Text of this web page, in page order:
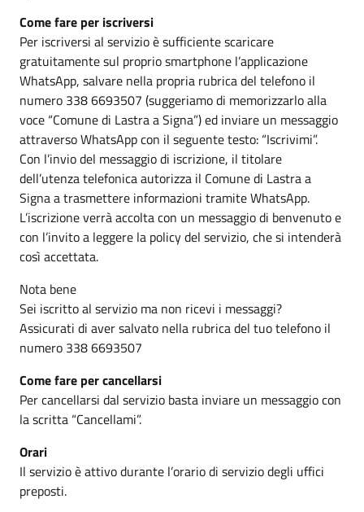
Come fare per iscriversi
Per iscriversi al servizio è sufficiente scaricare
gratuitamente sul proprio smartphone l’applicazione
WhatsApp, salvare nella propria rubrica del telefono il
numero 338 6693507 (suggeriamo di memorizzarlo alla
voce “Comune di Lastra a Signa”) ed inviare un messaggio
attraverso WhatsApp con il seguente testo: “Iscrivimi”.
Con l’invio del messaggio di iscrizione, il titolare
dell’utenza telefonica autorizza il Comune di Lastra a
Signa a trasmettere informazioni tramite WhatsApp.
L’iscrizione verrà accolta con un messaggio di benvenuto e
con l’invito a leggere la policy del servizio, che si intenderà
così accettata.
Nota bene
Sei iscritto al servizio ma non ricevi i messaggi?
Assicurati di aver salvato nella rubrica del tuo telefono il
numero 338 6693507
Come fare per cancellarsi
Per cancellarsi dal servizio basta inviare un messaggio con
la scritta “Cancellami”.
Orari
Il servizio è attivo durante l’orario di servizio degli uffici
preposti.